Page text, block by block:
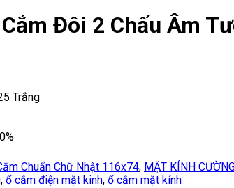
Đôi 2 Chấu Âm
Trắng
Chuẩn Chữ Nhật 116x74, MẶT KÍNH
, ổ cắm điện mặt kinh, ổ cắm mặt kính